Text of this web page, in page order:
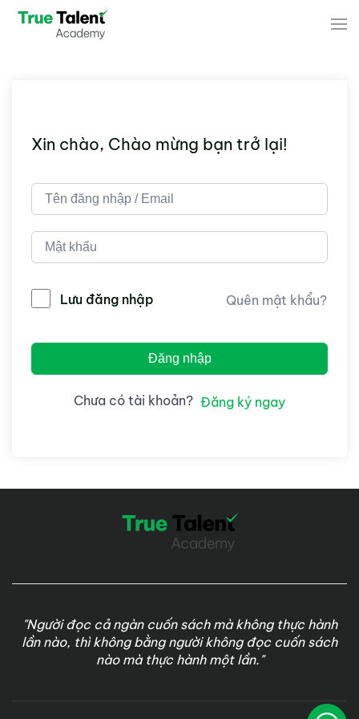
Xin chào, Chào mừng bạn trở lại!
Lưu đăng nhập Quên mật khẩu?
Đăng nhập
Chưa có tài khoản? Đăng ký ngay
"Người đọc cả ngàn cuốn sách mà không thực hành
lần nào, thì không bằng người không đọc cuốn sách
nào mà thực hành một lần."